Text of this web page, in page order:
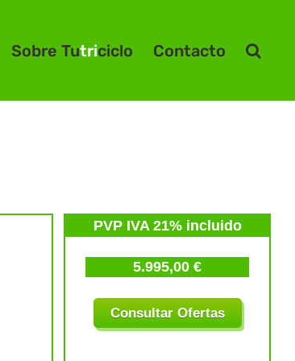
Sobre Tutriciclo Contacto
PVP IVA 21% incluido
5.995,00 €
Consultar Ofertas